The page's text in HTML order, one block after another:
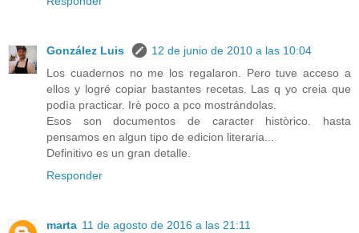
González Luis
12 de junio de 2010 a las 10:04
Los cuadernos no me los regalaron. Pero tuve acceso a
ellos y logré copiar bastantes recetas. Las q yo creia que
podìa practicar. Irè poco a pco mostrándolas.
Esos son documentos de caracter històrico. hasta
pensamos en algun tipo de edicion literaria...
Definitivo es un gran detalle.
Responder
marta 11 de agosto de 2016 a las 21:11